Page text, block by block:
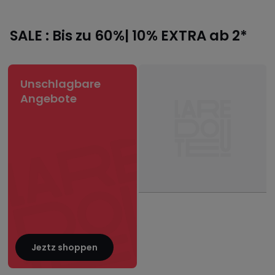
SALE : Bis zu 60%| 10% EXTRA ab 2*
Unschlagbare
Angebote
Jeztz shoppen